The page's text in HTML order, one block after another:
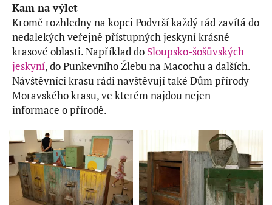
Kam na výlet
Kromě rozhledny na kopci Podvrší každý rád zavítá do
nedalekých veřejně přístupných jeskyní krásné
krasové oblasti. Například do Sloupsko-šošůvských
jeskyní, do Punkevního Žlebu na Macochu a dalších.
Návštěvníci krasu rádi navštěvují také Dům přírody
Moravského krasu, ve kterém najdou nejen
informace o přírodě.